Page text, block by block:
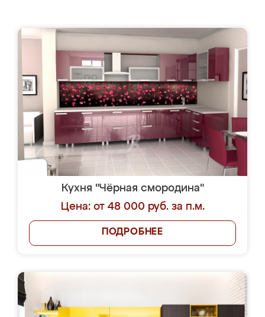
Кухня "Чёрная смородина"
Цена: от 48 000 руб. за п.м.
ПОДРОБНЕЕ